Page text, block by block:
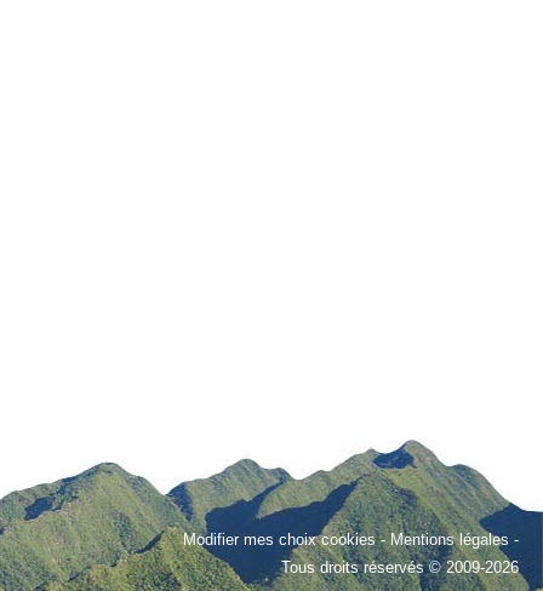
Modifier mes choix cookies-Mentions légales -
Tous droits réservés © 2009-2026